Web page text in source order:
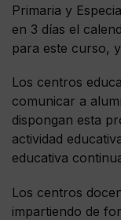
Primaria y
en 3 días el
para este curso,
Los centros
comunicar a
dispongan esta
actividad
educativa
Los centros
impartiendo de